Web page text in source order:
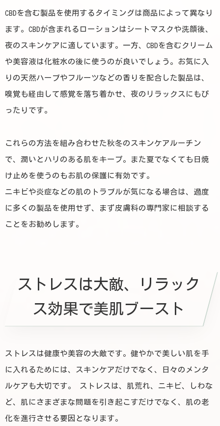
CBDを含む製品を使用するタイミングは商品によって異なり
ます。CBDが含まれるローションはシートマスクや洗顔後、
夜のスキンケアに適しています。一方、CBDを含むクリーム
や美容液は化粧水の後に使うのが良いでしょう。お気に入
りの天然ハーブやフルーツなどの香りを配合した製品は、
嗅覚も経由して感覚を落ち着かせ、夜のリラックスにもぴ
ったりです。
これらの方法を組み合わせた秋冬のスキンケアルーチン
で、潤いとハリのある肌をキープ。また夏でなくても日焼
け止めを使うのもお肌の保護に有効です。
ニキビや炎症などの肌のトラブルが気になる場合は、過度
に多くの製品を使用せず、まず皮膚科の専門家に相談する
ことをお勧めします。
ストレスは大敵、リラック
ス効果で美肌ブースト
ストレスは健康や美容の大敵です。健やかで美しい肌を手
に入れるためには、スキンケアだけでなく、日々のメンタ
ルケアも大切です。 ストレスは、肌荒れ、ニキビ、しわな
ど、肌にさまざまな問題を引き起こすだけでなく、肌の老
化を進行させる要因となります。